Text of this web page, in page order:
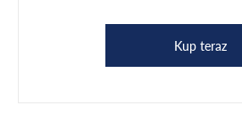
Kup teraz